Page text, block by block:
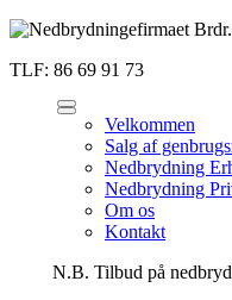
TLF: 86 69 91 73
Velkommen
Salg af
Nedbrydning
Nedbrydning
Om os
Kontakt
N.B. Tilbud på